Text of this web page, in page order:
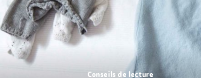
Conseils de lecture